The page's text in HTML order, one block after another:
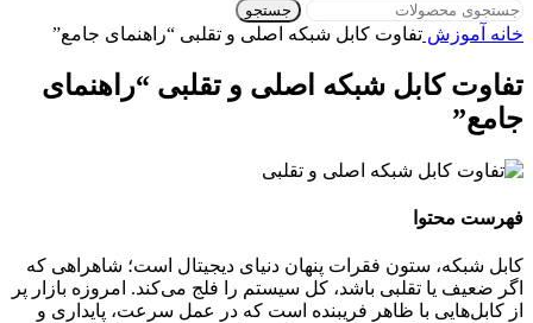
جستجو
خانه آموزش تفاوت کابل شبکه اصلی و تقلبی “راهنمای جامع”
تفاوت کابل شبکه اصلی و تقلبی “راهنمای
جامع”
فهرست محتوا
کابل شبکه، ستون فقرات پنهان دنیای دیجیتال است؛ شاهراهی که
اگر ضعیف یا تقلبی باشد، کل سیستم را فلج می‌کند. امروزه بازار پر
از کابل‌هایی با ظاهر فریبنده است که در عمل سرعت، پایداری و